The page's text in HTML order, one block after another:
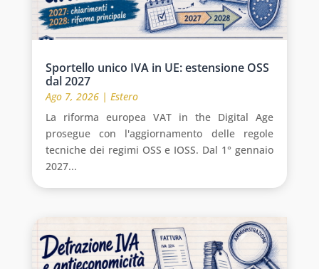
Sportello unico IVA in UE: estensione OSS
dal 2027
Ago 7, 2026| Estero
La riforma europea VAT in the Digital Age
prosegue con l'aggiornamento delle regole
tecniche dei regimi OSS e IOSS. Dal 1° gennaio
2027...